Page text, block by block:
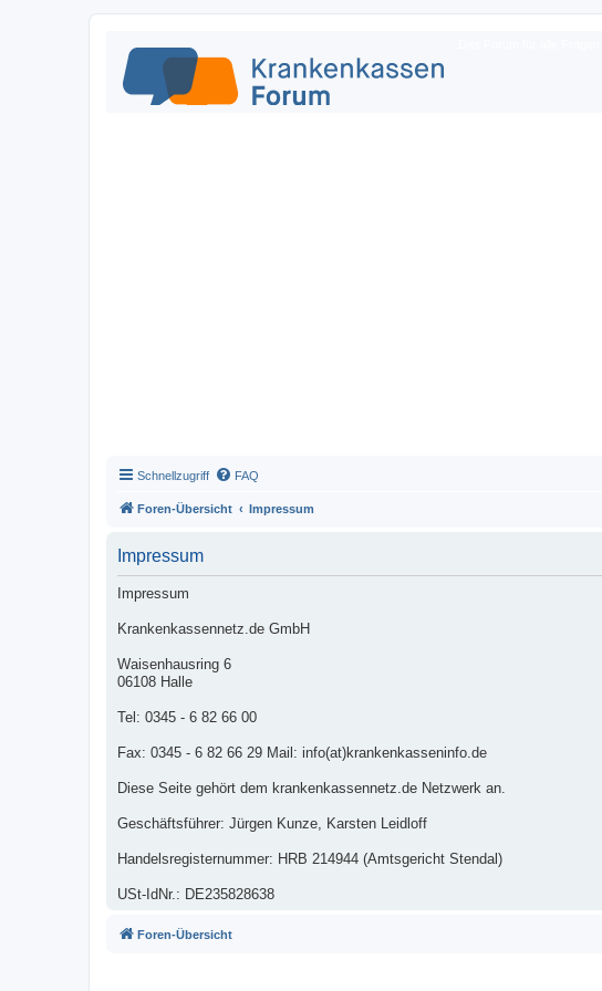
Schnellzugriff FAQ
Foren-Übersicht Impressum
Impressum
Impressum
Krankenkassennetz.de GmbH
Waisenhausring 6
06108 Halle
Tel: 0345 - 6 82 66 00
Fax: 0345 - 6 82 66 29 Mail: info(at)krankenkasseninfo.de
Diese Seite gehört dem krankenkassennetz.de Netzwerk an.
Geschäftsführer: Jürgen Kunze, Karsten Leidloff
Handelsregisternummer: HRB 214944 (Amtsgericht Stendal)
USt-IdNr.: DE235828638
Foren-Übersicht